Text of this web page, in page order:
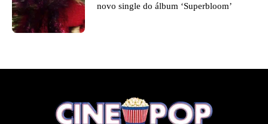
novo single do álbum ‘Superbloom’